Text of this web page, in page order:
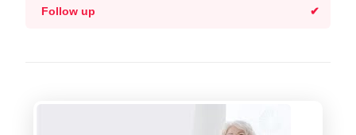
Follow up